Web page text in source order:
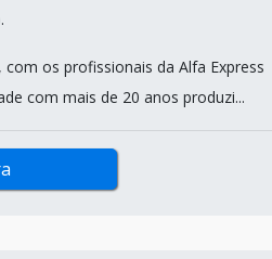
os profissionais da Alfa Express
com mais de 20 anos produzi...